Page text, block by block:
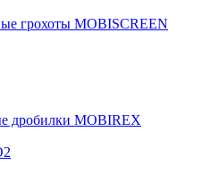
грохоты MOBISCREEN
дробилки MOBIREX